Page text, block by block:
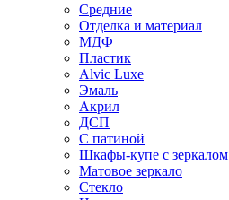
Средние
Отделка и материал
МДФ
Пластик
Alvic Luxe
Эмаль
Акрил
ДСП
С патиной
Шкафы-купе с зеркалом
Матовое зеркало
Стекло